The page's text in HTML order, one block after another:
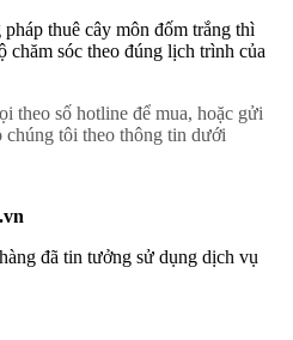
thuê cây môn đốm trắng thì
chăm sóc theo đúng lịch trình của
theo số hotline để mua, hoặc gửi
chúng tôi theo thông tin dưới
đã tin tưởng sử dụng dịch vụ